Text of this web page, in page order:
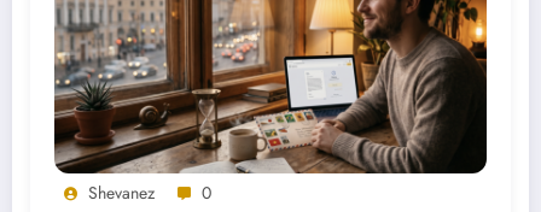
Shevanez 0